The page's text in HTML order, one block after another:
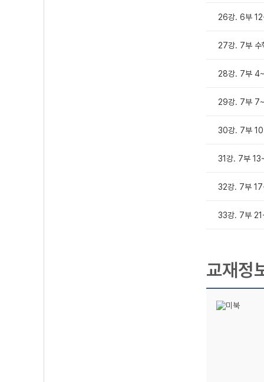
26강. 6부
27강. 7부 수
28강. 7부
29강. 7부
30강. 7부
31강. 7부
32강. 7부
33강. 7부
교재정